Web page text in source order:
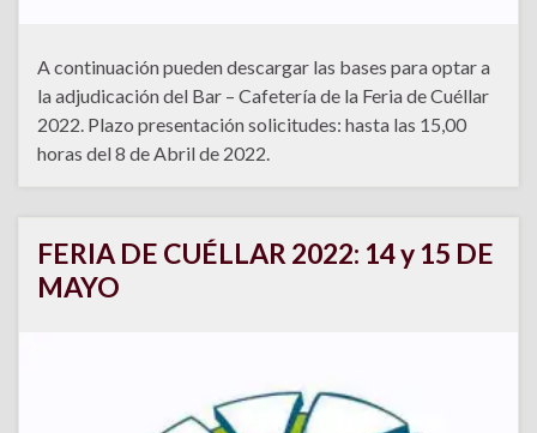
A continuación pueden descargar las bases para optar a
la adjudicación del Bar – Cafetería de la Feria de Cuéllar
2022. Plazo presentación solicitudes: hasta las 15,00
horas del 8 de Abril de 2022.
FERIA DE CUÉLLAR 2022: 14 y 15 DE
MAYO